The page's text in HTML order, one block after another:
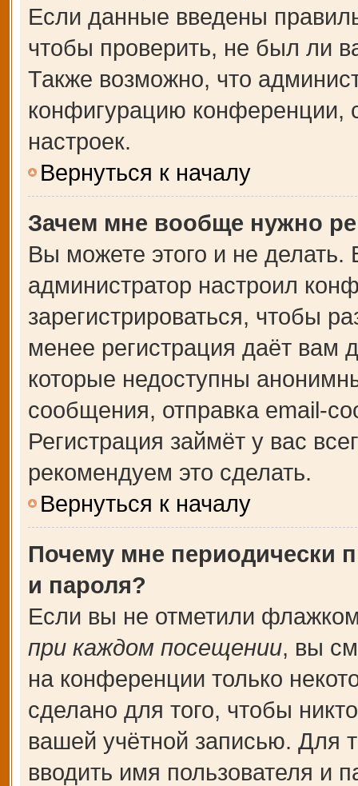
Если данные введены
чтобы проверить, не был ли
Также возможно, что
конфигурацию конференции,
настроек.
Вернуться к началу
Зачем мне вообще нужно
Вы можете этого и не делать.
администратор настроил
зарегистрироваться, чтобы
менее регистрация даёт вам
которые недоступны
сообщения, отправка email-
Регистрация займёт у вас
рекомендуем это сделать.
Вернуться к началу
Почему мне периодически
и пароля?
Если вы не отметили
при каждом посещении, вы
на конференции только
сделано для того, чтобы
вашей учётной записью. Для
вводить имя пользователя и